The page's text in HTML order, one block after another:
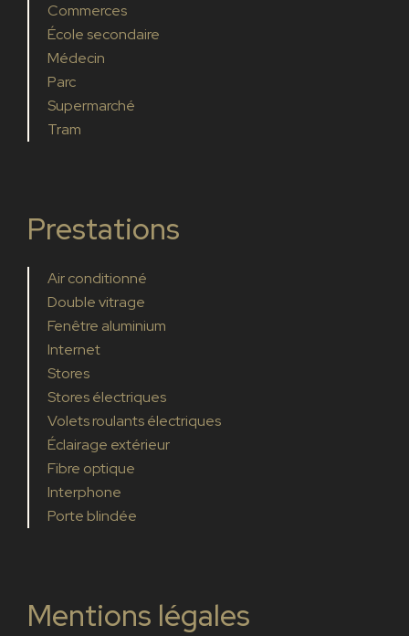
Commerces
École secondaire
Médecin
Parc
Supermarché
Tram
Prestations
Air conditionné
Double vitrage
Fenêtre aluminium
Internet
Stores
Stores électriques
Volets roulants électriques
Éclairage extérieur
Fibre optique
Interphone
Porte blindée
Mentions légales